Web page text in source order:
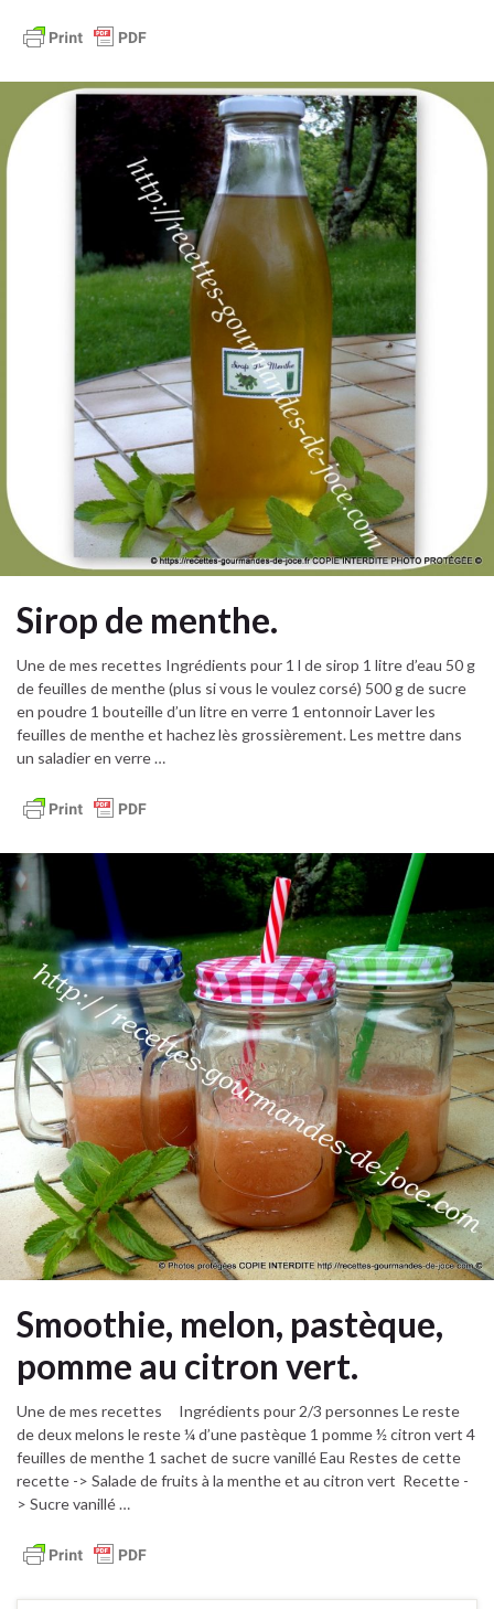
Sirop de menthe.
Une de mes recettes Ingrédients pour 1 l de sirop 1 litre d’eau 50 g
de feuilles de menthe (plus si vous le voulez corsé) 500 g de sucre
en poudre 1 bouteille d’un litre en verre 1 entonnoir Laver les
feuilles de menthe et hachez lès grossièrement. Les mettre dans
un saladier en verre …
Smoothie, melon, pastèque,
pomme au citron vert.
Une de mes recettes Ingrédients pour 2/3 personnes Le reste
de deux melons le reste ¼ d’une pastèque 1 pomme ½ citron vert 4
feuilles de menthe 1 sachet de sucre vanillé Eau Restes de cette
recette -> Salade de fruits à la menthe et au citron vert ​ Recette -
> Sucre vanillé …